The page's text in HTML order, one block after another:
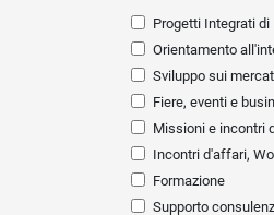
Progetti Integrati di
Orientamento
Sviluppo sui
Fiere, eventi e
Missioni e incontri
Incontri d'affari,
Formazione
Supporto